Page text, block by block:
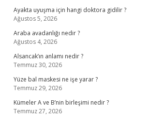
Ayakta uyuşma için hangi doktora gidilir ?
Ağustos 5, 2026
Araba avadanlığı nedir ?
Ağustos 4, 2026
Alsancak’ın anlamı nedir ?
Temmuz 30, 2026
Yüze bal maskesi ne işe yarar ?
Temmuz 29, 2026
Kümeler A ve B’nin birleşimi nedir ?
Temmuz 27, 2026